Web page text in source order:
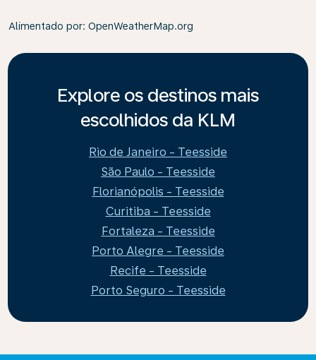
Alimentado por: OpenWeatherMap.org
Explore os destinos mais
escolhidos da KLM
Rio de Janeiro - Teesside
São Paulo - Teesside
Florianópolis - Teesside
Curitiba - Teesside
Fortaleza - Teesside
Porto Alegre - Teesside
Recife - Teesside
Porto Seguro - Teesside